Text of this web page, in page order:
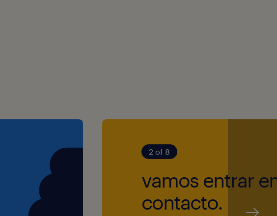
o compromisso de garantir
de todas as pessoas. Caso
de modo a tornar a
mais confortável, por
os/as nossos/as
2 of 8
vamos entrar
contacto.